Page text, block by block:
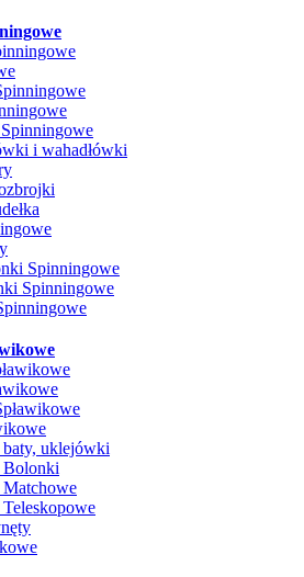
i wahadłówki
Spinningowe
Spinningowe
uklejówki